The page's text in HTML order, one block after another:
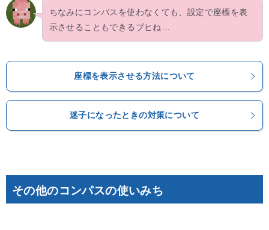
ちなみにコンパスを使わなくても、設定で座標を表
示させることもできるブヒね…
座標を表示させる方法について
迷子になったときの対策について
その他のコンパスの使いみち